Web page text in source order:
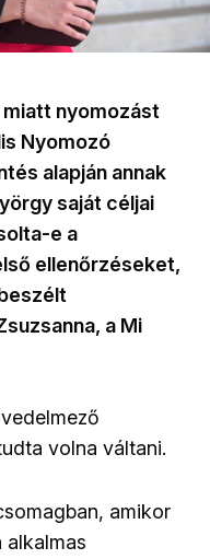
nyomozást
Nyomozó
alapján annak
saját céljai
e a
ellenőrzéseket,
a Mi
volna váltani.
amikor
alkalmas